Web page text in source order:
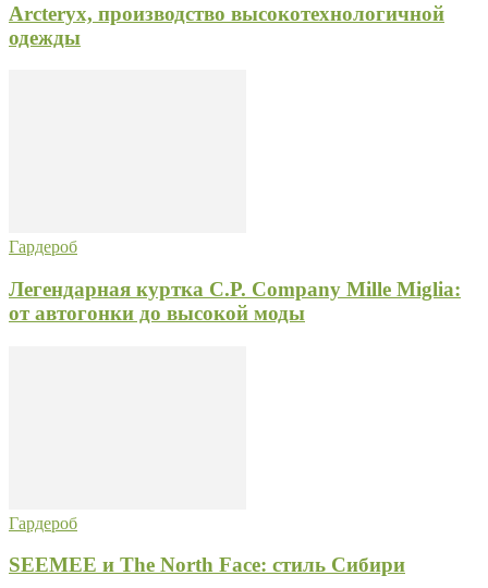
Arcteryx, производство высокотехнологичной
одежды
Гардероб
Легендарная куртка C.P. Company Mille Miglia:
от автогонки до высокой моды
Гардероб
SEEMEE и The North Face: стиль Сибири